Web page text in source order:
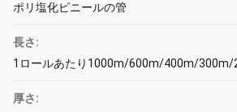
ポリ塩化ビニールの管
長さ:
1ロールあたり1000m/600m/400m/
厚さ: